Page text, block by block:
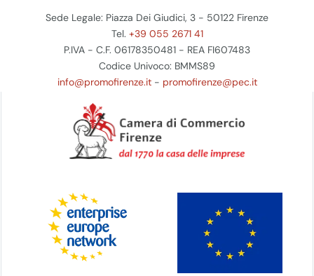
Sede Legale: Piazza Dei Giudici, 3 - 50122 Firenze
Tel. +39 055 2671 41
P.IVA - C.F. 06178350481 - REA FI607483
Codice Univoco: BMMS89
info@promofirenze.it- promofirenze@pec.it